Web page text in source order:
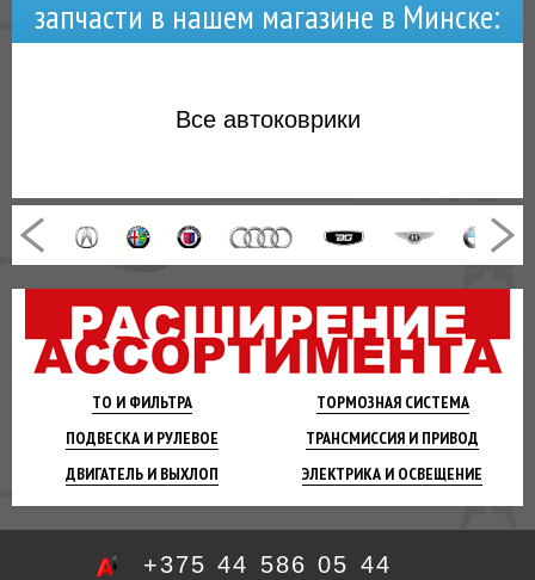
ТО И ФИЛЬТРА ТОРМОЗНАЯСИСТЕМА
ПОДВЕСКА И РУЛЕВОЕ ТРАНСМИССИЯ И ПРИВОД
ДВИГАТЕЛЬ И ВЫХЛОП ЭЛЕКТРИКА И ОСВЕЩЕНИЕ
запчасти в нашем магазине в Минске:
Все автоковрики
+375 44 586 05 44